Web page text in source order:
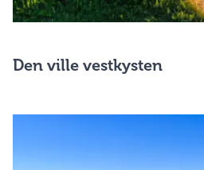
Den ville vestkysten